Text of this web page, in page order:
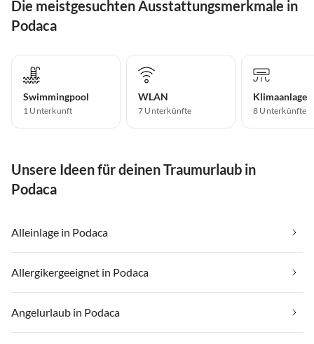
Die meistgesuchten Ausstattungsmerkmale in
Podaca
Swimmingpool
1 Unterkunft
WLAN
7 Unterkünfte
Klimaanlage
8 Unterkünfte
Unsere Ideen für deinen Traumurlaub in
Podaca
Alleinlage in Podaca
Allergikergeeignet in Podaca
Angelurlaub in Podaca